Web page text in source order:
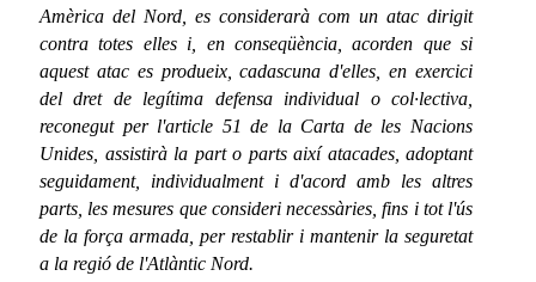
Amèrica del Nord, es considerarà com un atac dirigit
contra totes elles i, en conseqüència, acorden que si
aquest atac es produeix, cadascuna d'elles, en exercici
del dret de legítima defensa individual o col·lectiva,
reconegut per l'article 51 de la Carta de les Nacions
Unides, assistirà la part o parts així atacades, adoptant
seguidament, individualment i d'acord amb les altres
parts, les mesures que consideri necessàries, fins i tot l'ús
de la força armada, per restablir i mantenir la seguretat
a la regió de l'Atlàntic Nord.